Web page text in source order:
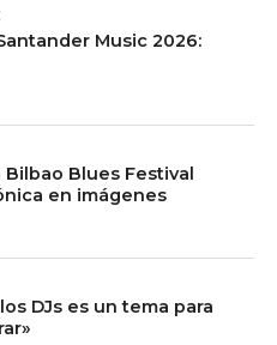
Music 2026:
Blues Festival
en imágenes
DJs es un tema para